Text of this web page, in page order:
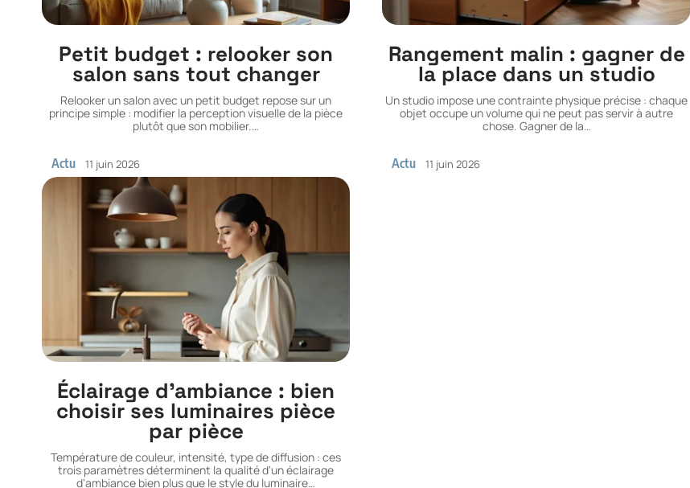
Petit budget : relooker son
salon sans tout changer
Relooker un salon avec un petit budget repose sur un
principe simple : modifier la perception visuelle de la pièce
plutôt que son mobilier.…
Actu 11 juin 2026
Rangement malin : gagner de
la place dans un studio
Un studio impose une contrainte physique précise : chaque
objet occupe un volume qui ne peut pas servir à autre
chose. Gagner de la…
Actu 11 juin 2026
Éclairage d’ambiance : bien
choisir ses luminaires pièce
par pièce
Température de couleur, intensité, type de diffusion : ces
trois paramètres déterminent la qualité d'un éclairage
d'ambiance bien plus que le style du luminaire…